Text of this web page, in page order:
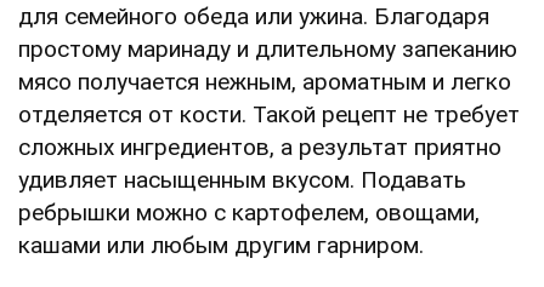
для семейного обеда или ужина. Благодаря
простому маринаду и длительному запеканию
мясо получается нежным, ароматным и легко
отделяется от кости. Такой рецепт не требует
сложных ингредиентов, а результат приятно
удивляет насыщенным вкусом. Подавать
ребрышки можно с картофелем, овощами,
кашами или любым другим гарниром.